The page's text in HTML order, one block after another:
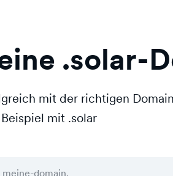
.solar-
mit der richtigen
mit .solar